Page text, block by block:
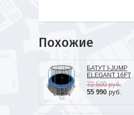
Похожие
БАТУТ I-JUMP
ELEGANT 16FT
72 500руб.
55 990 руб.